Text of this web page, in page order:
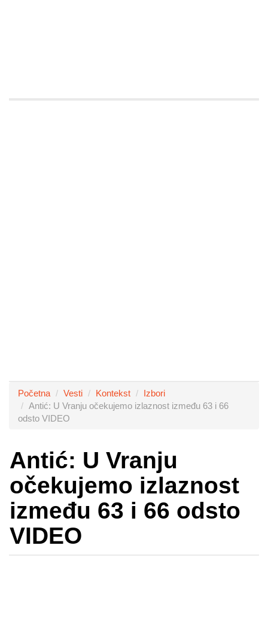
Početna Vesti Kontekst
Izbori
Antić: U Vranju očekujemo izlaznost između 63 i 66
odsto VIDEO
Antić: U Vranju
očekujemo izlaznost
između 63 i 66 odsto
VIDEO